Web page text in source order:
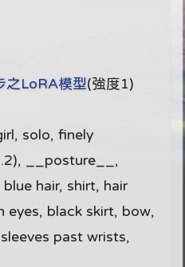
之LoRA模型(強度1)
solo, finely
__posture__,
hair, shirt, hair
eyes, black skirt, bow,
past wrists,